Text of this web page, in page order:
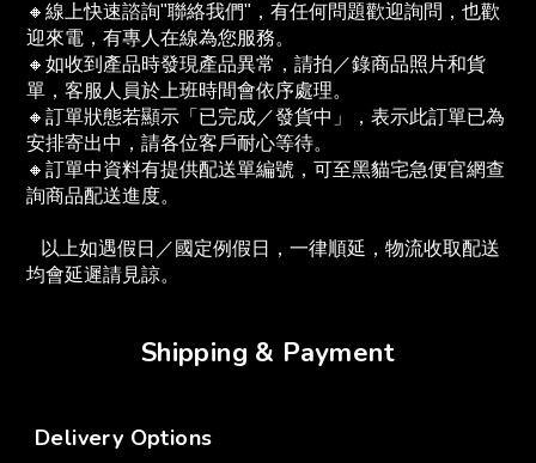
🔸線上快速諮詢"聯絡我們"，有任何問題歡迎詢問，也歡
迎來電，有專人在線為您服務。
🔸如收到產品時發現產品異常，請拍／錄商品照片和貨
單，客服人員於上班時間會依序處理。
🔸訂單狀態若顯示「已完成／發貨中」，表示此訂單已為
安排寄出中，請各位客戶耐心等待。
🔸訂單中資料有提供配送單編號，可至黑貓宅急便官網查
詢商品配送進度。
均會延遲請見諒。
Shipping & Payment
Delivery Options